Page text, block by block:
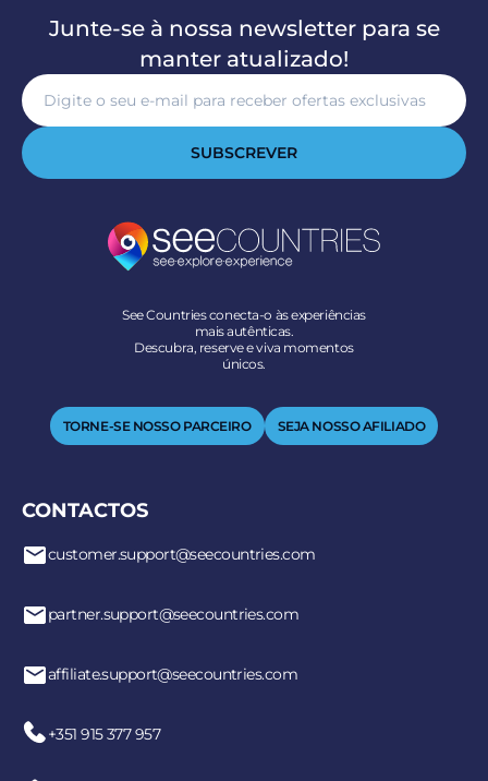
Junte-se à nossa newsletter para se
manter atualizado!
SUBSCREVER
See Countries conecta-o às experiências
mais autênticas.
Descubra, reserve e viva momentos
únicos.
TORNE-SE NOSSO PARCEIRO SEJA NOSSO AFILIADO
CONTACTOS
customer.support@seecountries.com
partner.support@seecountries.com
affiliate.support@seecountries.com
+351 915 377 957